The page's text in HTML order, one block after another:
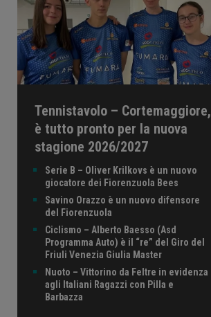
Tennistavolo – Cortemaggiore,
è tutto pronto per la nuova
stagione 2026/2027
Serie B – Oliver Krilkovs è un nuovo
giocatore dei Fiorenzuola Bees
Savino Orazzo è un nuovo difensore
del Fiorenzuola
Ciclismo – Alberto Baesso (Asd
Programma Auto) è il “re” del Giro del
Friuli Venezia Giulia Master
Nuoto – Vittorino da Feltre in evidenza
agli Italiani Ragazzi con Pilla e
Barbazza